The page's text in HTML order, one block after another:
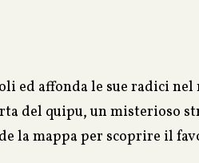
ed affonda le sue radici
del quipu, un misterioso
la mappa per scoprire il